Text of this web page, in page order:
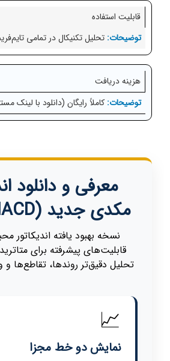
قابلیت استفاده
تحلیل تکنیکال در تمامی
هزینه دریافت
کاملاً رایگان (دانلود با لینک
معرفی و دانلود
مکدی جدید (New MACD)
نسخه بهبود یافته اندیکاتور
تحلیل دقیق‌تر روندها، تقاطع‌ها و
📈
نمایش دو خط مجزا